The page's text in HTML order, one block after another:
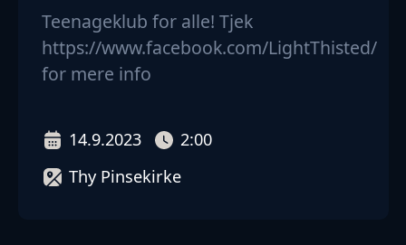
Teenageklub for alle! Tjek
https://www.facebook.com/LightThisted/
for mere info
14.9.2023
2:00
Thy Pinsekirke